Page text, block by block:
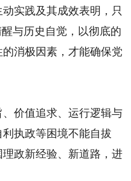
实践及其成效表明，只
与历史自觉，以彻底的
消极因素，才能确保党
价值追求、运行逻辑与
执政等困境不能自拔
政新经验、新道路，进